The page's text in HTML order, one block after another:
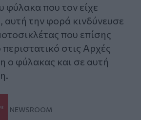
φύλακα που τον είχε
αυτή την φορά κινδύνευσε
που επίσης
περιστατικό στις Αρχές
ο φύλακας και σε αυτή
NEWSROOM